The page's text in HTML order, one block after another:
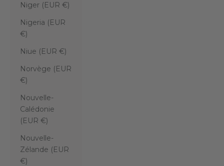
Niger (EUR €)
Nigeria (EUR
€)
Niue (EUR €)
Norvège (EUR
€)
Nouvelle-
Calédonie
(EUR €)
Nouvelle-
Zélande (EUR
€)